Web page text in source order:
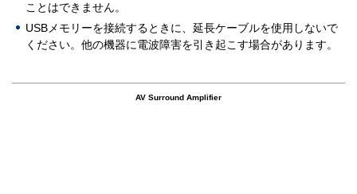
ことはできません。
USBメモリーを接続するときに、延長ケーブルを使用しないで
ください。他の機器に電波障害を引き起こす場合があります。
AV Surround Amplifier